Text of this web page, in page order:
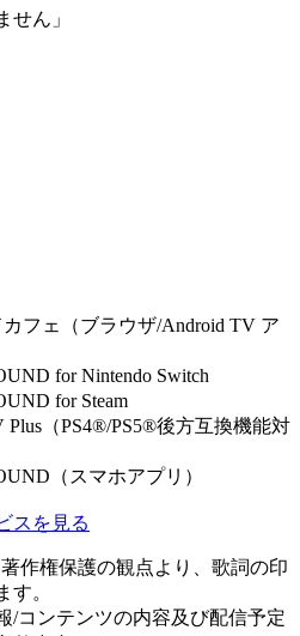
せん」
フェ（ブラウザ/Android TV ア
for Nintendo Switch
for Steam
Plus（PS4®/PS5®後方互換機能対
（スマホアプリ）
スを見る
作権保護の観点より、歌詞の印
す。
/コンテンツの内容及び配信予定